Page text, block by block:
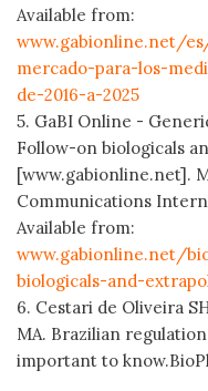
Available from:
www.gabionline.net/
mercado-para-los-
de-2016-a-2025
5. GaBI Online -
Follow-on biologicals
[www.gabionline.net].
Communications
Available from:
www.gabionline.net/
biologicals-and-
6. Cestari de Oliveira
MA. Brazilian
important to